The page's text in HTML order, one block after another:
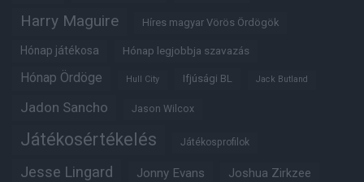
Harry Maguire Híres magyar Vörös Ördögök
Hónap játékosa Hónap legjobbja szavazás
Hónap Ördöge Hull City Ifjúsági BL Jack Butland
Jadon Sancho Jason Wilcox
Játékosértékelés Játékosprofilok
Jesse Lingard Jonny Evans Joshua Zirkzee